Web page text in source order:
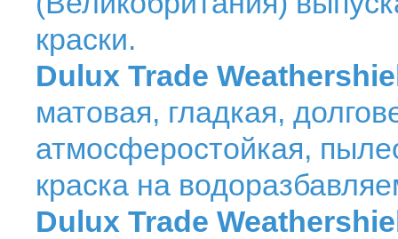
краски.
Dulux Trade
матовая, гладкая,
атмосферостойкая,
краска на
Dulux Trade